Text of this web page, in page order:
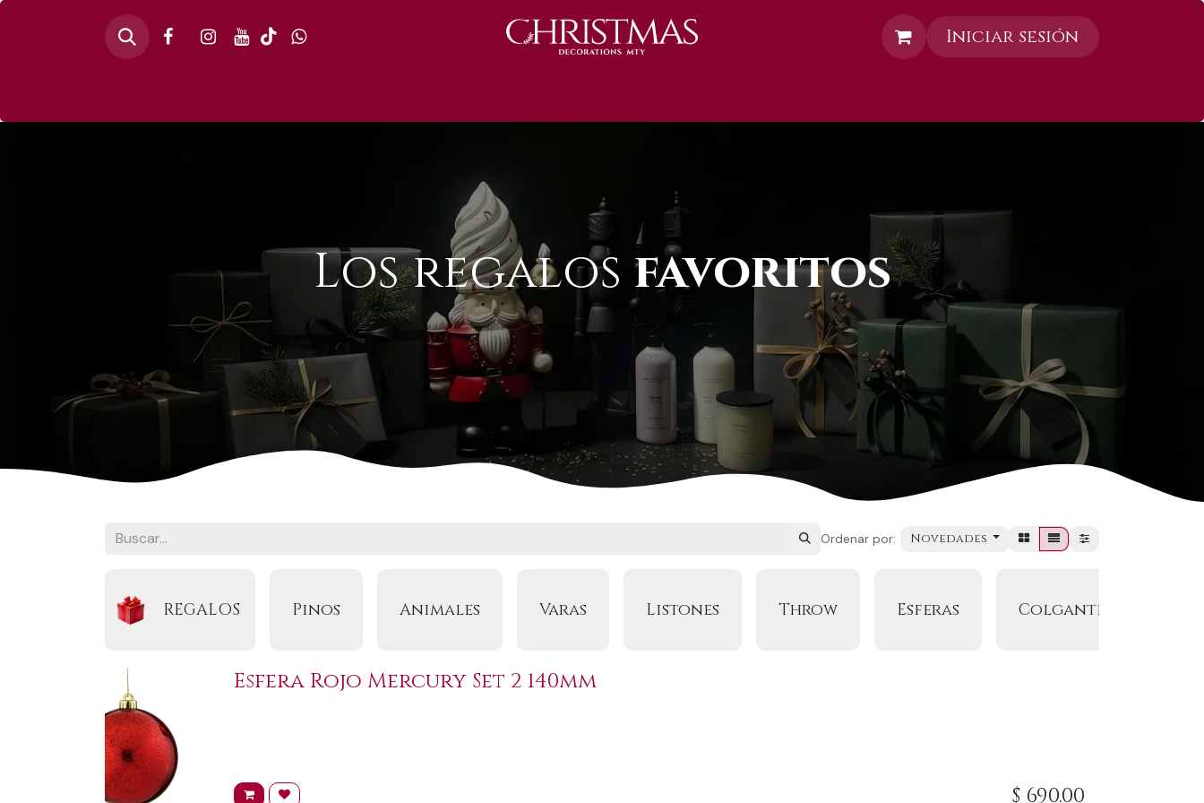
Iniciar sesión
Los regalos favoritos
Ordenar por: Novedades
REGALOS Pinos Animales Varas Listones Throw Esferas Colgantes
Esfera Rojo Mercury Set 2 140mm
$ 690.00